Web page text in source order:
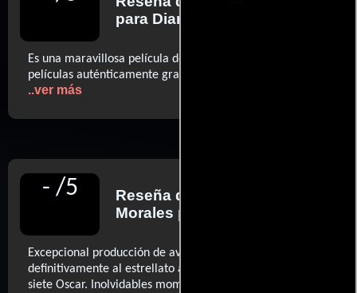
para Diario El País
Es una maravillosa película de aventuras, una de las
películas auténticamente grandes en la historia del cine.
..ver más
- /5 Reseña de
Morales para Diario El País
Excepcional producción de aventuras, que encumbró
definitivamente al estrellato a Peter O’Toole y consiguió
siete Oscar. Inolvidables momentos de acción para, sin